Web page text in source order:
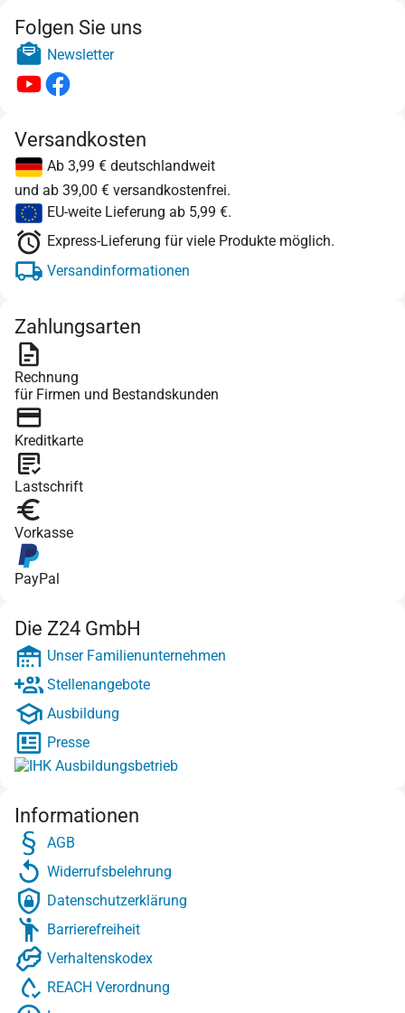
Folgen Sie uns
Newsletter
Versandkosten
Ab 3,99 € deutschlandweit
und ab 39,00 € versandkostenfrei.
EU-weite Lieferung ab 5,99 €.
Express-Lieferung für viele Produkte möglich.
Versandinformationen
Zahlungsarten
Rechnung
für Firmen und Bestandskunden
Kreditkarte
Lastschrift
Vorkasse
PayPal
Die Z24 GmbH
Unser Familienunternehmen
Stellenangebote
Ausbildung
Presse
Informationen
AGB
Widerrufsbelehrung
Datenschutzerklärung
Barrierefreiheit
Verhaltenskodex
REACH Verordnung